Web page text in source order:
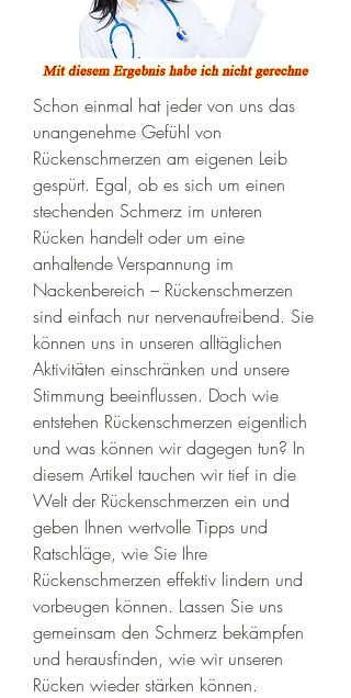
Schon einmal hat jeder von uns das
unangenehme Gefühl von
Rückenschmerzen am eigenen Leib
gespürt. Egal, ob es sich um einen
stechenden Schmerz im unteren
Rücken handelt oder um eine
anhaltende Verspannung im
Nackenbereich – Rückenschmerzen
sind einfach nur nervenaufreibend. Sie
können uns in unseren alltäglichen
Aktivitäten einschränken und unsere
Stimmung beeinflussen. Doch wie
entstehen Rückenschmerzen eigentlich
und was können wir dagegen tun? In
diesem Artikel tauchen wir tief in die
Welt der Rückenschmerzen ein und
geben Ihnen wertvolle Tipps und
Ratschläge, wie Sie Ihre
Rückenschmerzen effektiv lindern und
vorbeugen können. Lassen Sie uns
gemeinsam den Schmerz bekämpfen
und herausfinden, wie wir unseren
Rücken wieder stärken können.